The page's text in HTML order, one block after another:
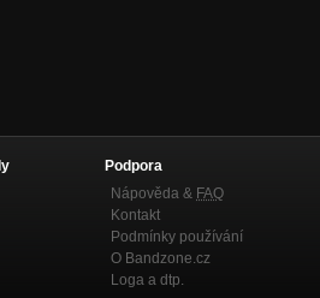
Podpora
Nápověda & FAQ
Kontakt
Podmínky používání
O Bandzone.cz
Loga a dtp.